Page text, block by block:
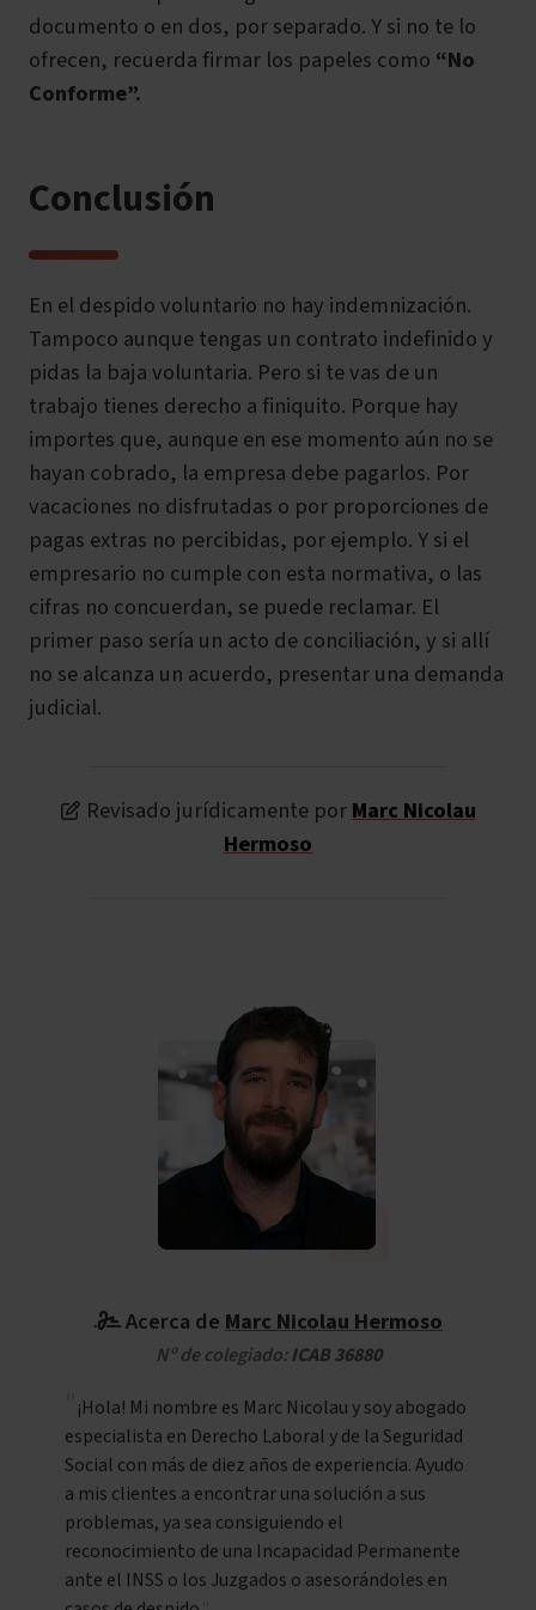
documento o en dos, por separado. Y si no te lo
ofrecen, recuerda firmar los papeles como “No
Conforme”.
Conclusión
En el despido voluntario no hay indemnización.
Tampoco aunque tengas un contrato indefinido y
pidas la baja voluntaria. Pero si te vas de un
trabajo tienes derecho a finiquito. Porque hay
importes que, aunque en ese momento aún no se
hayan cobrado, la empresa debe pagarlos. Por
vacaciones no disfrutadas o por proporciones de
pagas extras no percibidas, por ejemplo. Y si el
empresario no cumple con esta normativa, o las
cifras no concuerdan, se puede reclamar. El
primer paso sería un acto de conciliación, y si allí
no se alcanza un acuerdo, presentar una demanda
judicial.
Revisado jurídicamente porMarc Nicolau
Hermoso
Acerca deMarc Nicolau Hermoso
Nº de colegiado:ICAB 36880
¡Hola! Mi nombre es Marc Nicolau y soy abogado
especialista en Derecho Laboral y de la Seguridad
Social con más de diez años de experiencia. Ayudo
a mis clientes a encontrar una solución a sus
problemas, ya sea consiguiendo el
reconocimiento de una Incapacidad Permanente
ante el INSS o los Juzgados o asesorándoles en